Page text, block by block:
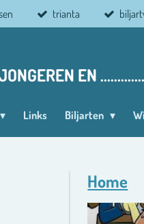
trianta
EN
Links Biljarten
Home